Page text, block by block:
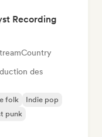
Recording
Country
des
folk
Indie pop
punk